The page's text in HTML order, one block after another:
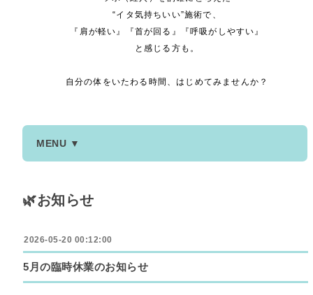
“イタ気持ちいい”施術で、
『肩が軽い』『首が回る』『呼吸がしやすい』
と感じる方も。
自分の体をいたわる時間、はじめてみませんか？
MENU ▼
🌿お知らせ
2026-05-20 00:12:00
5月の臨時休業のお知らせ